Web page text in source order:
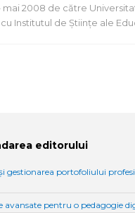
mai 2008 de către
Institutul de Ştiinţe ale
editorului
gestionarea portofoliului
avansate pentru o pedagogie